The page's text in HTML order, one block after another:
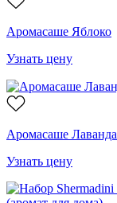
Аромасаше Яблоко
Узнать цену
Аромасаше Лаванда
Узнать цену